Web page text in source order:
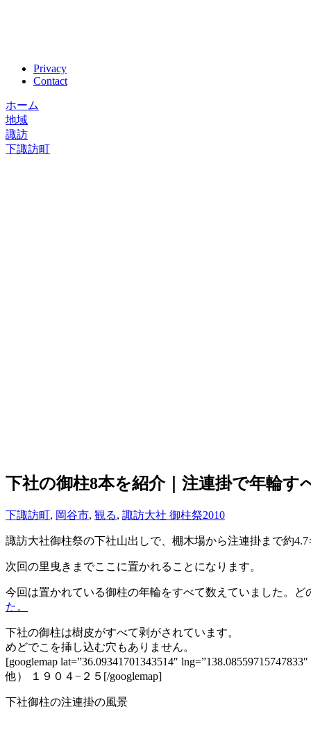
Privacy
Contact
ホーム
地域
諏訪
下諏訪町
下社の御柱8本を紹介｜注連掛で年輪す
下諏訪町, 岡谷市, 観る, 諏訪大社 御柱祭2010
諏訪大社御柱祭の下社山出しで、棚木場から注連掛まで約
次回の里曳きまでここに置かれることになります。
今回は置かれている御柱の年輪をすべて数えていました。
た。
下社の御柱は樹皮がすべて剥がされています。
めどでこを挿し込む穴もありません。
[googlemap lat=”36.09341701343514″
他） １９０４−２５[/googlemap]
下社御柱の注連掛の風景